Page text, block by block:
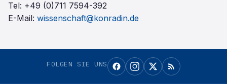
Tel: +49 (0)711 7594-392
E-Mail: wissenschaft@konradin.de
FOLGEN SIE UNS